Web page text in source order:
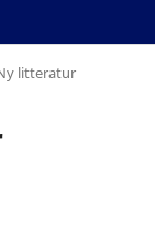
litteratur